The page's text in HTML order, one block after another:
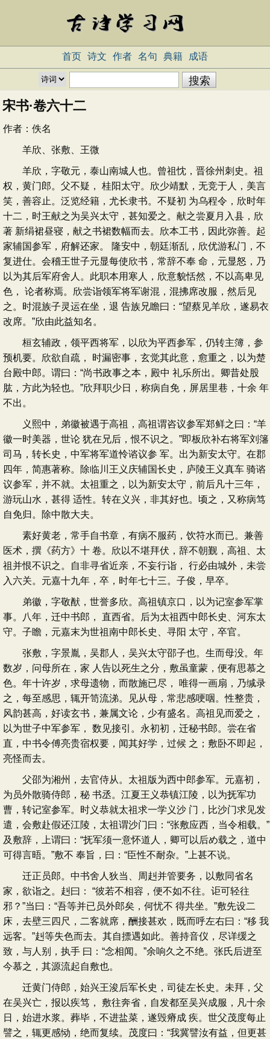
首页 诗文 作者 名句 典籍 成语
宋书·卷六十二
作者： 佚名
羊欣、张敷、王微
羊欣，字敬元，泰山南城人也。曾祖忱，晋徐州刺史。祖
权，黄门郎。父不疑， 桂阳太守。欣少靖默，无竞于人，美言
笑，善容止。泛览经籍，尤长隶书。不疑初 为乌程令，欣时年
十二，时王献之为吴兴太守，甚知爱之。献之尝夏月入县，欣
著 新绢裙昼寝，献之书裙数幅而去。欣本工书，因此弥善。起
家辅国参军，府解还家。 隆安中，朝廷渐乱，欣优游私门，不
复进仕。会稽王世子元显每使欣书，常辞不奉 命，元显怒，乃
以为其后军府舍人。此职本用寒人，欣意貌恬然，不以高卑见
色， 论者称焉。欣尝诣领军将军谢混，混拂席改服，然后见
之。时混族子灵运在坐，退 告族兄瞻曰：“望蔡见羊欣，遂易衣
改席。”欣由此益知名。
桓玄辅政，领平西将军，以欣为平西参军，仍转主簿，参
预机要。欣欲自疏， 时漏密事，玄觉其此意，愈重之，以为楚
台殿中郎。谓曰：“尚书政事之本，殿中 礼乐所出。卿昔处股
肱，方此为轻也。”欣拜职少日，称病自免，屏居里巷，十余 年
不出。
义熙中，弟徽被遇于高祖，高祖谓咨议参军郑鲜之曰：“羊
徽一时美器，世论 犹在兄后，恨不识之。”即板欣补右将军刘籓
司马，转长史，中军将军道怜谘议参 军。出为新安太守。在郡
四年，简惠著称。除临川王义庆辅国长史，庐陵王义真车 骑谘
议参军，并不就。太祖重之，以为新安太守，前后凡十三年，
游玩山水，甚得 适性。转在义兴，非其好也。顷之，又称病笃
自免归。除中散大夫。
素好黄老，常手自书章，有病不服药，饮符水而已。兼善
医术，撰《药方》十 卷。欣以不堪拜伏，辞不朝觐，高祖、太
祖并恨不识之。自非寻省近亲，不妄行诣， 行必由城外，未尝
入六关。元嘉十九年，卒，时年七十三。子俊，早卒。
弟徽，字敬猷，世誉多欣。高祖镇京口，以为记室参军掌
事。八年，迁中书郎， 直西省。后为太祖西中郎长史、河东太
守。子瞻，元嘉末为世祖南中郎长史、寻阳 太守，卒官。
张敷，字景胤，吴郡人，吴兴太守邵子也。生而母没。年
数岁，问母所在，家 人告以死生之分，敷虽童蒙，便有思慕之
色。年十许岁，求母遗物，而散施已尽， 唯得一画扇，乃缄录
之，每至感思，辄开笥流涕。见从母，常悲感哽咽。性整贵，
风韵甚高，好读玄书，兼属文论，少有盛名。高祖见而爱之，
以为世子中军参军， 数见接引。永初初，迁秘书郎。尝在省
直，中书令傅亮贵宿权要，闻其好学，过候 之；敷卧不即起，
亮怪而去。
父邵为湘州，去官侍从。太祖版为西中郎参军。元嘉初，
为员外散骑侍郎，秘 书丞。江夏王义恭镇江陵，以为抚军功
曹，转记室参军。时义恭就太祖求一学义沙 门，比沙门求见发
遣，会敷赴假还江陵，太祖谓沙门曰：“张敷应西，当令相载。”
及敷辞，上谓曰：“抚军须一意怀道人，卿可以后め载之，道中
可得言晤。”敷不 奉旨，曰：“臣性不耐杂。”上甚不说。
迁正员郎。中书舍人狄当、周赳并管要务，以敷同省名
家，欲诣之。赳曰： “彼若不相容，便不如不往。讵可轻往
邪？”当曰：“吾等并已员外郎矣，何忧不 得共坐。”敷先设二
床，去壁三四尺，二客就席，酬接甚欢，既而呼左右曰：“移 我
远客。”赳等失色而去。其自摽遇如此。善持音仪，尽详缓之
致，与人别，执手 曰：“念相闻。”余响久之不绝。张氏后进至
今慕之，其源流起自敷也。
迁黄门侍郎，始兴王浚后军长史，司徒左长史。未拜，父
在吴兴亡，报以疾笃， 敷往奔省，自发都至吴兴成服，凡十余
日，始进水浆。葬毕，不进盐菜，遂毁瘠成 疾。世父茂度每止
譬之，辄更感恸，绝而复续。茂度曰：“我冀譬汝有益，但更甚